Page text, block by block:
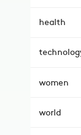
health
women
world